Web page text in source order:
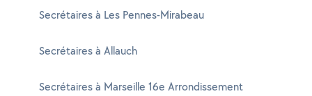
Secrétaires à Les Pennes-Mirabeau
Secrétaires à Allauch
Secrétaires à Marseille 16e Arrondissement